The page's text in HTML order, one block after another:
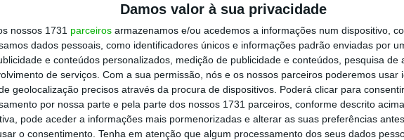
Damos valor à sua privacidade
nossos 1731 parceiros armazenamos e/ou acedemos a informações num dispositivo,
dados pessoais, como identificadores únicos e informações padrão enviadas por
e conteúdos personalizados, medição de publicidade e conteúdos, pesquisa de
de serviços. Com a sua permissão, nós e os nossos parceiros poderemos usar
geolocalização precisos através da procura de dispositivos. Poderá clicar para
por nossa parte e pela parte dos nossos 1731 parceiros, conforme descrito
pode aceder a informações mais pormenorizadas e alterar as suas preferências
o consentimento. Tenha em atenção que algum processamento dos seus dados
Relatório Síntese “Crimes de
Corrupção e Criminalidade Conexa” de 1 de novembro
de 2017 a 31 de outubro deste ano, tornado público
esta segunda-feira.Entre eles, o relatório revela que
houve um aumento do crime económico em Portugal